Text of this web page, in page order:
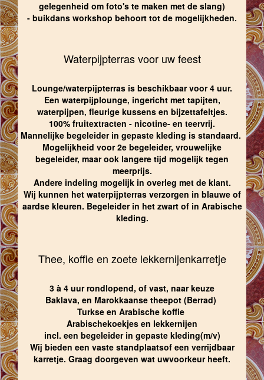
gelegenheid om foto's te maken met de slang)
- buikdans workshop behoort tot de mogelijkheden.
Waterpijpterras voor uw feest
Lounge/waterpijpterras is beschikbaar voor 4 uur.
Een waterpijplounge, ingericht met tapijten,
waterpijpen, fleurige kussens en bijzettafeltjes.
100% fruitextracten - nicotine- en teervrij.
Mannelijke begeleider in gepaste kleding is standaard.
Mogelijkheid voor 2e begeleider, vrouwelijke
begeleider, maar ook langere tijd mogelijk tegen
meerprijs.
Andere indeling mogelijk in overleg met de klant.
Wij kunnen het waterpijpterras verzorgen in blauwe of
aardse kleuren. Begeleider in het zwart of in Arabische
kleding.
Thee, koffie en zoete lekkernijenkarretje
3 à 4 uur rondlopend, of vast, naar keuze
Baklava, en Marokkaanse theepot (Berrad)
Turkse en Arabische koffie
Arabischekoekjes en lekkernijen
incl. een begeleider in gepaste kleding(m/v)
Wij bieden een vaste standplaatsof een verrijdbaar
karretje. Graag doorgeven wat uwvoorkeur heeft.